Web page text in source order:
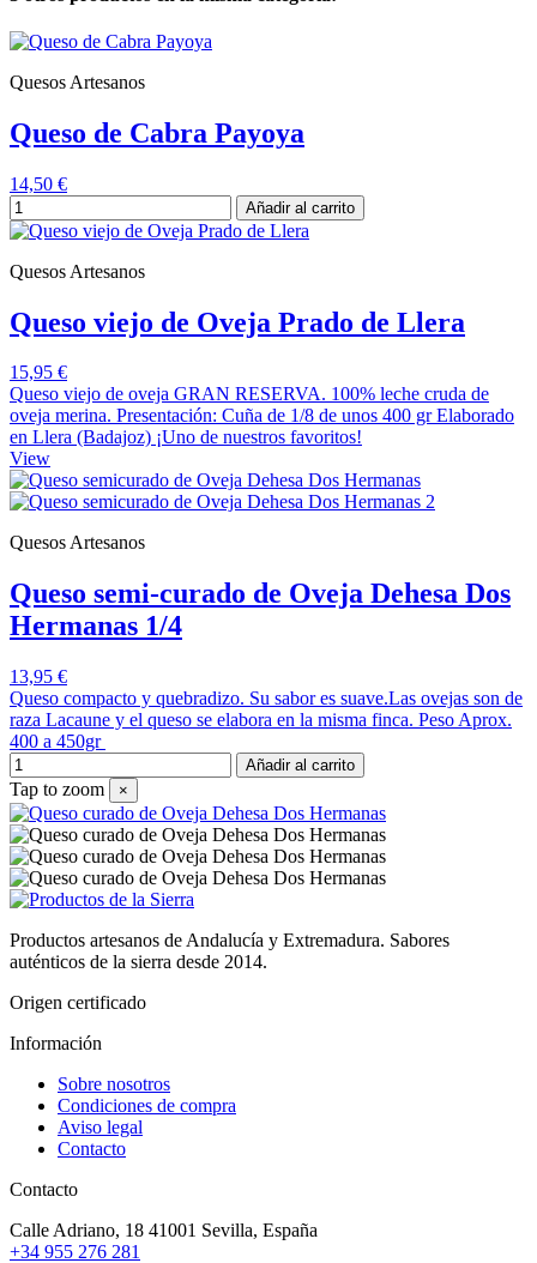
Quesos Artesanos
Queso de Cabra Payoya
14,50 €
Añadir al carrito
Quesos Artesanos
Queso viejo de Oveja Prado de Llera
15,95 €
Queso viejo de oveja GRAN RESERVA. 100% leche cruda de
oveja merina. Presentación: Cuña de 1/8 de unos 400 gr Elaborado
en Llera (Badajoz) ¡Uno de nuestros favoritos!
View
Quesos Artesanos
Queso semi-curado de Oveja Dehesa Dos
Hermanas 1/4
13,95 €
Queso compacto y quebradizo. Su sabor es suave.Las ovejas son de
raza Lacaune y el queso se elabora en la misma finca. Peso Aprox.
400 a 450gr
Añadir al carrito
Tap to zoom ×
Productos artesanos de Andalucía y Extremadura. Sabores
auténticos de la sierra desde 2014.
Origen certificado
Información
Sobre nosotros
Condiciones de compra
Aviso legal
Contacto
Contacto
Calle Adriano, 18 41001 Sevilla, España
+34 955 276 281